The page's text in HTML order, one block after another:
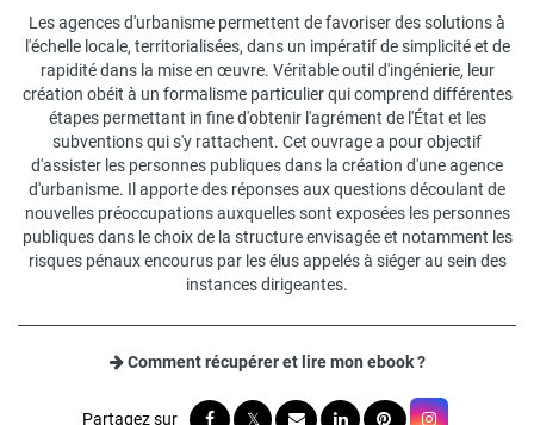
Les agences d'urbanisme permettent de favoriser des solutions à
l'échelle locale, territorialisées, dans un impératif de simplicité et de
rapidité dans la mise en œuvre. Véritable outil d'ingénierie, leur
création obéit à un formalisme particulier qui comprend différentes
étapes permettant in fine d'obtenir l'agrément de l'État et les
subventions qui s'y rattachent. Cet ouvrage a pour objectif
d'assister les personnes publiques dans la création d'une agence
d'urbanisme. Il apporte des réponses aux questions découlant de
nouvelles préoccupations auxquelles sont exposées les personnes
publiques dans le choix de la structure envisagée et notamment les
risques pénaux encourus par les élus appelés à siéger au sein des
instances dirigeantes.
Comment récupérer et lire mon ebook ?